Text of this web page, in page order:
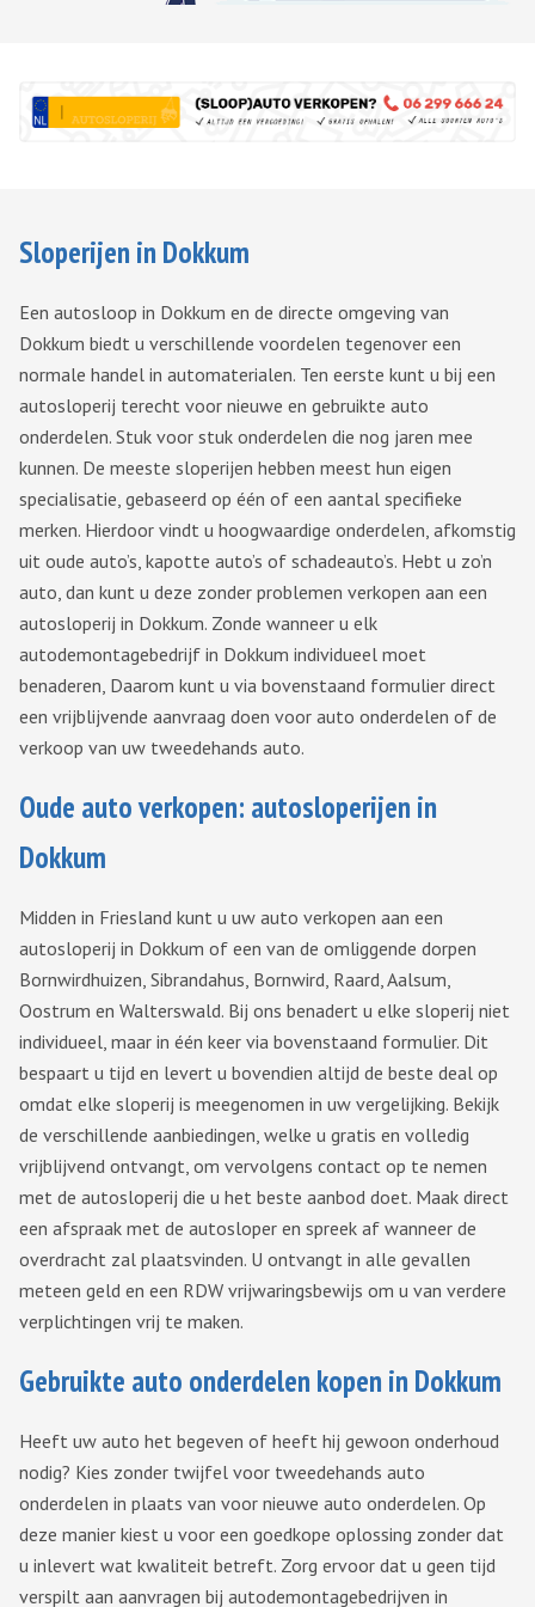
Sloperijen in Dokkum
Een autosloop in Dokkum en de directe omgeving van
Dokkum biedt u verschillende voordelen tegenover een
normale handel in automaterialen. Ten eerste kunt u bij een
autosloperij terecht voor nieuwe en gebruikte auto
onderdelen. Stuk voor stuk onderdelen die nog jaren mee
kunnen. De meeste sloperijen hebben meest hun eigen
specialisatie, gebaseerd op één of een aantal specifieke
merken. Hierdoor vindt u hoogwaardige onderdelen, afkomstig
uit oude auto’s, kapotte auto’s of schadeauto’s. Hebt u zo’n
auto, dan kunt u deze zonder problemen verkopen aan een
autosloperij in Dokkum. Zonde wanneer u elk
autodemontagebedrijf in Dokkum individueel moet
benaderen, Daarom kunt u via bovenstaand formulier direct
een vrijblijvende aanvraag doen voor auto onderdelen of de
verkoop van uw tweedehands auto.
Oude auto verkopen: autosloperijen in
Dokkum
Midden in Friesland kunt u uw auto verkopen aan een
autosloperij in Dokkum of een van de omliggende dorpen
Bornwirdhuizen, Sibrandahus, Bornwird, Raard, Aalsum,
Oostrum en Walterswald. Bij ons benadert u elke sloperij niet
individueel, maar in één keer via bovenstaand formulier. Dit
bespaart u tijd en levert u bovendien altijd de beste deal op
omdat elke sloperij is meegenomen in uw vergelijking. Bekijk
de verschillende aanbiedingen, welke u gratis en volledig
vrijblijvend ontvangt, om vervolgens contact op te nemen
met de autosloperij die u het beste aanbod doet. Maak direct
een afspraak met de autosloper en spreek af wanneer de
overdracht zal plaatsvinden. U ontvangt in alle gevallen
meteen geld en een RDW vrijwaringsbewijs om u van verdere
verplichtingen vrij te maken.
Gebruikte auto onderdelen kopen in Dokkum
Heeft uw auto het begeven of heeft hij gewoon onderhoud
nodig? Kies zonder twijfel voor tweedehands auto
onderdelen in plaats van voor nieuwe auto onderdelen. Op
deze manier kiest u voor een goedkope oplossing zonder dat
u inlevert wat kwaliteit betreft. Zorg ervoor dat u geen tijd
verspilt aan aanvragen bij autodemontagebedrijven in